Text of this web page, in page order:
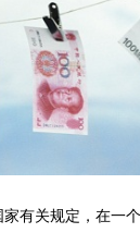
关规定，在一